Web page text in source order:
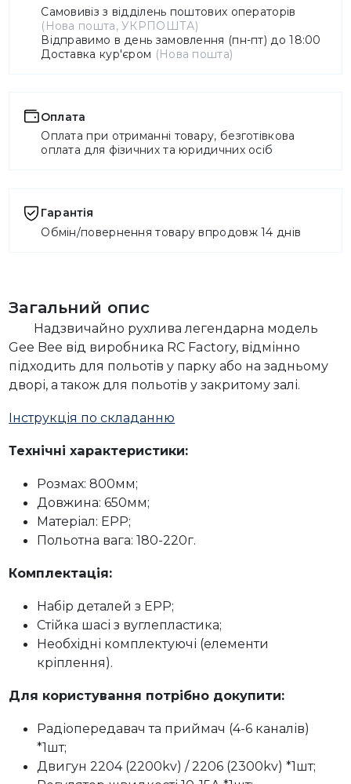
Самовивіз з відділень поштових операторів
(Нова пошта, УКРПОШТА)
Відправимо в день замовлення (пн-пт) до 18:00
Доставка кур'єром (Нова пошта)
Оплата
Оплата при отриманні товару, безготівкова
оплата для фізичних та юридичних осіб
Гарантія
Обмін/повернення товару впродовж 14 днів
Загальний опис
Надзвичайно рухлива легендарна модель
Gee Bee від виробника RC Factory, відмінно
підходить для польотів у парку або на задньому
дворі, а також для польотів у закритому залі.
Інструкція по складанню
Технічні характеристики:
Розмах: 800мм;
Довжина: 650мм;
Матеріал: EPP;
Польотна вага: 180-220г.
Комплектація:
Набір деталей з ЕРР;
Стійка шасі з вуглепластика;
Необхідні комплектуючі (елементи
кріплення).
Для користування потрібно докупити:
Радіопередавач та приймач (4-6 каналів)
*1шт;
Двигун 2204 (2200kv) / 2206 (2300kv) *1шт;